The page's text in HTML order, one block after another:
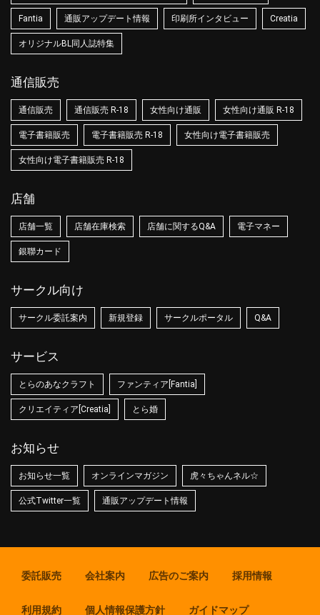
Fantia 通販アップデート情報 印刷所インタビュー Creatia
オリジナルBL同人誌特集
通信販売
通信販売 通信販売 R-18 女性向け通販 女性向け通販 R-18
電子書籍販売 電子書籍販売 R-18 女性向け電子書籍販売
女性向け電子書籍販売 R-18
店舗
店舗一覧 店舗在庫検索 店舗に関するQ&A 電子マネー
銀聯カード
サークル向け
サークル委託案内 新規登録 サークルポータル Q&A
サービス
とらのあなクラフト ファンティア[Fantia]
クリエイティア[Creatia] とら婚
お知らせ
お知らせ一覧 オンラインマガジン 虎々ちゃんネル☆
公式Twitter一覧 通販アップデート情報
委託販売 会社案内 広告のご案内 採用情報
利用規約 個人情報保護方針 ガイドマップ